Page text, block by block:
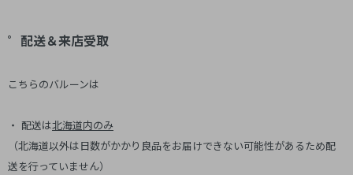
゜配送＆来店受取
こちらのバルーンは
・ 配送は北海道内のみ
（北海道以外は日数がかかり良品をお届けできない可能性があるため配
送を行っていません）